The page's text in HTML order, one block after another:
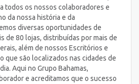
todos os nossos colaboradores e
da nossa história e da
diversas oportunidades de
de 80 lojas, distribuídas por mais de
além de nossos Escritórios e
que são localizados nas cidades de
Aqui no Grupo Bahamas,
e acreditamos que o sucesso